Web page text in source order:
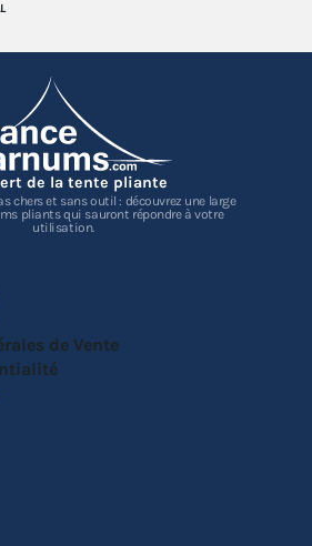
de la tente pliante
chers et sans outil : découvrez une large
pliants qui sauront répondre à votre
utilisation.
de Vente